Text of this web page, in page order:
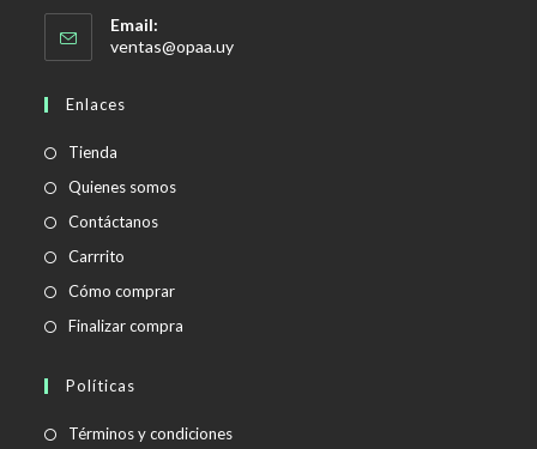
Email:
ventas@opaa.uySe
Enlaces
Tienda
Quienes somos
Contáctanos
Carrrito
Cómo comprar
Finalizar compra
Políticas
Términos y condicionesSe